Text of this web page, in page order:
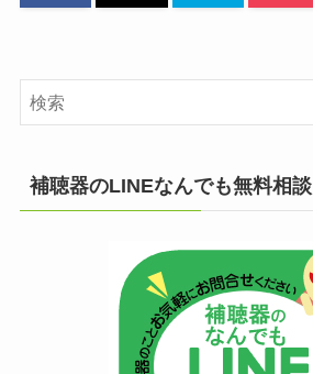
補聴器のLINEなんでも無料相談